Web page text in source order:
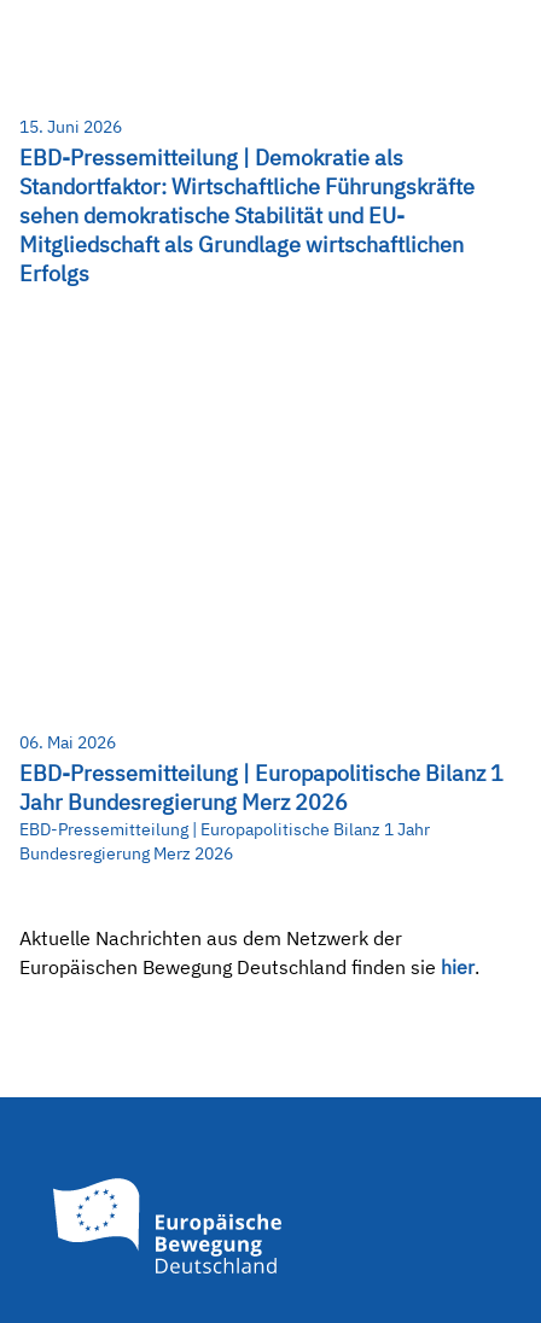
15. Juni 2026
EBD-Pressemitteilung | Demokratie als
Standortfaktor: Wirtschaftliche Führungskräfte
sehen demokratische Stabilität und EU-
Mitgliedschaft als Grundlage wirtschaftlichen
Erfolgs
06. Mai 2026
EBD-Pressemitteilung | Europapolitische Bilanz 1
Jahr Bundesregierung Merz 2026
EBD-Pressemitteilung | Europapolitische Bilanz 1 Jahr
Bundesregierung Merz 2026
Aktuelle Nachrichten aus dem Netzwerk der
Europäischen Bewegung Deutschland finden sie hier.